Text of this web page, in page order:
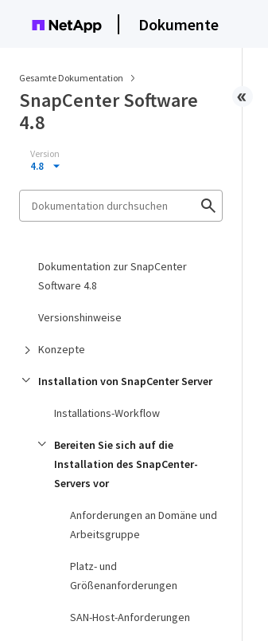
Dokumente
Gesamte Dokumentation
SnapCenter Software
4.8
Version
4.8
Dokumentation zur SnapCenter
Software 4.8
Versionshinweise
Konzepte
Installation von SnapCenter Server
Installations-Workflow
Bereiten Sie sich auf die
Installation des SnapCenter-
Servers vor
Anforderungen an Domäne und
Arbeitsgruppe
Platz- und
Größenanforderungen
SAN-Host-Anforderungen